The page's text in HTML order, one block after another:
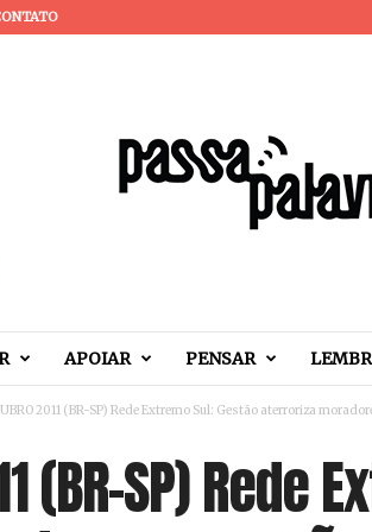
APOIAR PENSAR
2011 (BR-SP) Rede Extremo Sul: Gestão aterroriza
(BR-SP) Rede